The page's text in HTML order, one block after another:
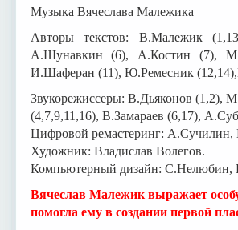
Музыка Вячеслава Малежика
Авторы текстов: В.Малежик
А.Шунавкин (6), А.Костин (7),
И.Шаферан (11), Ю.Ремесник
Звукорежиссеры: В.Дьяконов (1,2),
(4,7,9,11,16), В.Замараев (6,17),
Цифровой ремастеринг: А.Сучилин,
Художник: Владислав Волегов.
Компьютерный дизайн: С.Нелюбин,
Вячеслав Малежик выражает
помогла ему в создании первой